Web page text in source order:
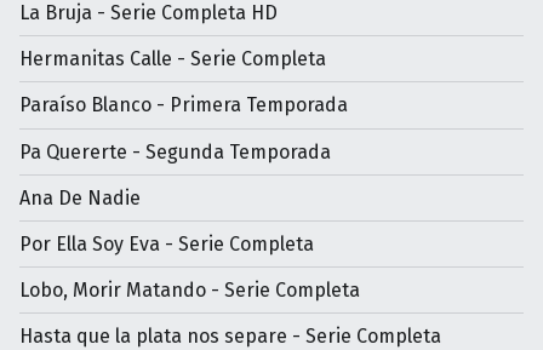
La Bruja - Serie Completa HD
Hermanitas Calle - Serie Completa
Paraíso Blanco - Primera Temporada
Pa Quererte - Segunda Temporada
Ana De Nadie
Por Ella Soy Eva - Serie Completa
Lobo, Morir Matando - Serie Completa
Hasta que la plata nos separe - Serie Completa